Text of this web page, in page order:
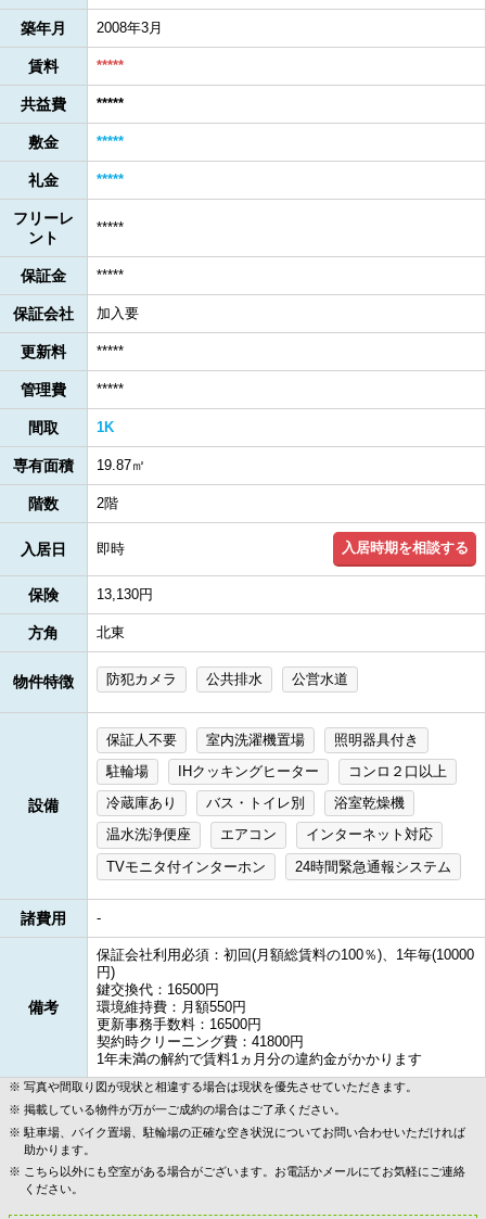
築年月 2008年3月
賃料 *****
共益費 *****
敷金 *****
礼金 *****
フリーレ
ント
*****
保証金 *****
保証会社 加入要
更新料 *****
管理費 *****
間取 1K
専有面積 19.87㎡
階数 2階
入居日 即時 入居時期を相談する
保険 13,130円
方角 北東
物件特徴 防犯カメラ 公共排水 公営水道
設備
保証人不要 室内洗濯機置場
照明器具付き
駐輪場
IHクッキングヒーター
コンロ２口以上
冷蔵庫あり
バス・トイレ別
浴室乾燥機
温水洗浄便座
エアコン
インターネット対応
TVモニタ付インターホン
24時間緊急通報システム
諸費用 -
備考
保証会社利用必須：初回(月額総賃料の100％)、1年毎(10000
円)
鍵交換代：16500円
環境維持費：月額550円
更新事務手数料：16500円
契約時クリーニング費：41800円
1年未満の解約で賃料1ヵ月分の違約金がかかります
写真や間取り図が現状と相違する場合は現状を優先させていただきます。
掲載している物件が万が一ご成約の場合はご了承ください。
駐車場、バイク置場、駐輪場の正確な空き状況についてお問い合わせいただければ
助かります。
こちら以外にも空室がある場合がございます。お電話かメールにてお気軽にご連絡
ください。